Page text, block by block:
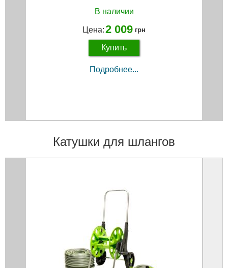
В наличии
Цена:2 009 грн
Купить
Подробнее...
Катушки для шлангов